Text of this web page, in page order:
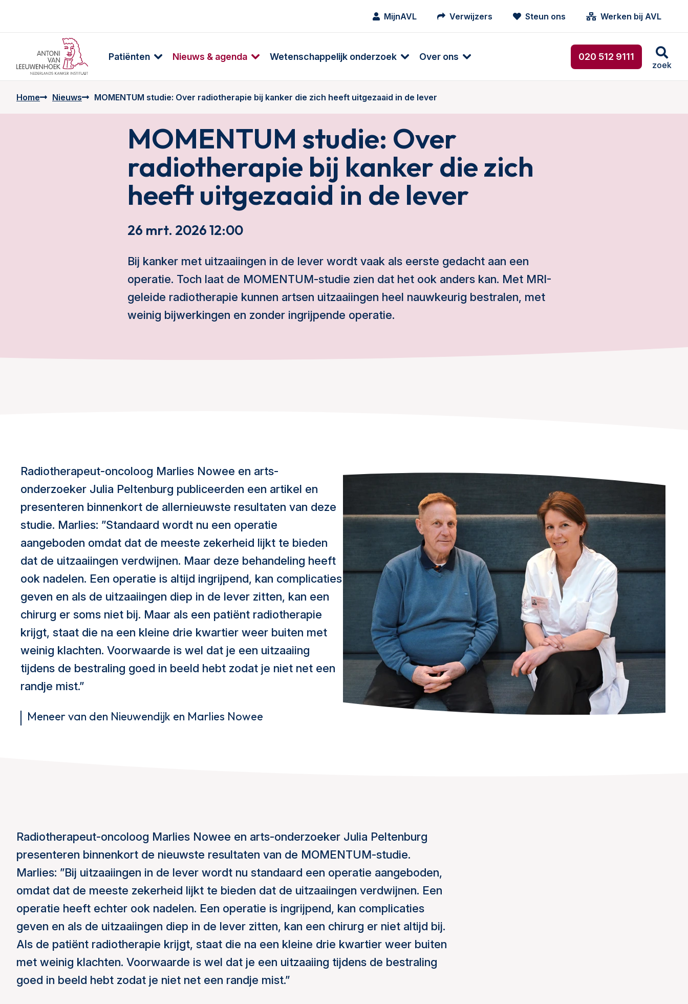
MijnAVL Verwijzers Steun ons Werken bij AVL
Patiënten Nieuws & agenda Wetenschappelijk onderzoek Over ons 020 512 9111
zoek
Home Nieuws MOMENTUM studie: Over radiotherapie bij kanker die zich heeft uitgezaaid in de lever
MOMENTUM studie: Over
radiotherapie bij kanker die zich
heeft uitgezaaid in de lever
26 mrt. 2026 12:00
Bij kanker met uitzaaiingen in de lever wordt vaak als eerste gedacht aan een
operatie. Toch laat de MOMENTUM-studie zien dat het ook anders kan. Met MRI-
geleide radiotherapie kunnen artsen uitzaaiingen heel nauwkeurig bestralen, met
weinig bijwerkingen en zonder ingrijpende operatie.
Radiotherapeut-oncoloog Marlies Nowee en arts-
onderzoeker Julia Peltenburg publiceerden een artikel en
presenteren binnenkort de allernieuwste resultaten van deze
studie. Marlies: ”Standaard wordt nu een operatie
aangeboden omdat dat de meeste zekerheid lijkt te bieden
dat de uitzaaiingen verdwijnen. Maar deze behandeling heeft
ook nadelen. Een operatie is altijd ingrijpend, kan complicaties
geven en als de uitzaaiingen diep in de lever zitten, kan een
chirurg er soms niet bij. Maar als een patiënt radiotherapie
krijgt, staat die na een kleine drie kwartier weer buiten met
weinig klachten. Voorwaarde is wel dat je een uitzaaiing
tijdens de bestraling goed in beeld hebt zodat je niet net een
randje mist.”
Meneer van den Nieuwendijk en Marlies Nowee
Radiotherapeut-oncoloog Marlies Nowee en arts-onderzoeker Julia Peltenburg
presenteren binnenkort de nieuwste resultaten van de MOMENTUM-studie.
Marlies: ”Bij uitzaaiingen in de lever wordt nu standaard een operatie aangeboden,
omdat dat de meeste zekerheid lijkt te bieden dat de uitzaaiingen verdwijnen. Een
operatie heeft echter ook nadelen. Een operatie is ingrijpend, kan complicaties
geven en als de uitzaaiingen diep in de lever zitten, kan een chirurg er niet altijd bij.
Als de patiënt radiotherapie krijgt, staat die na een kleine drie kwartier weer buiten
met weinig klachten. Voorwaarde is wel dat je een uitzaaiing tijdens de bestraling
goed in beeld hebt zodat je niet net een randje mist.”